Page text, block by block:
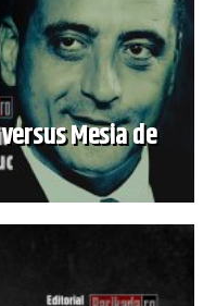
Mesia de